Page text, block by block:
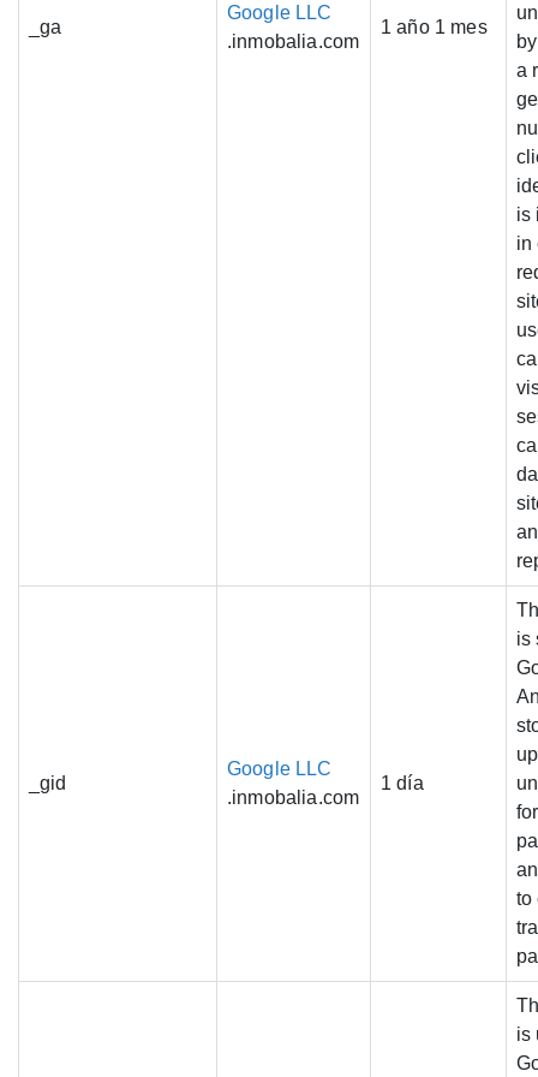
_ga
Google LLC
.inmobalia.com
1 año 1 mes
a
is
in
_gid
Google LLC
.inmobalia.com
1 día
is
to
is